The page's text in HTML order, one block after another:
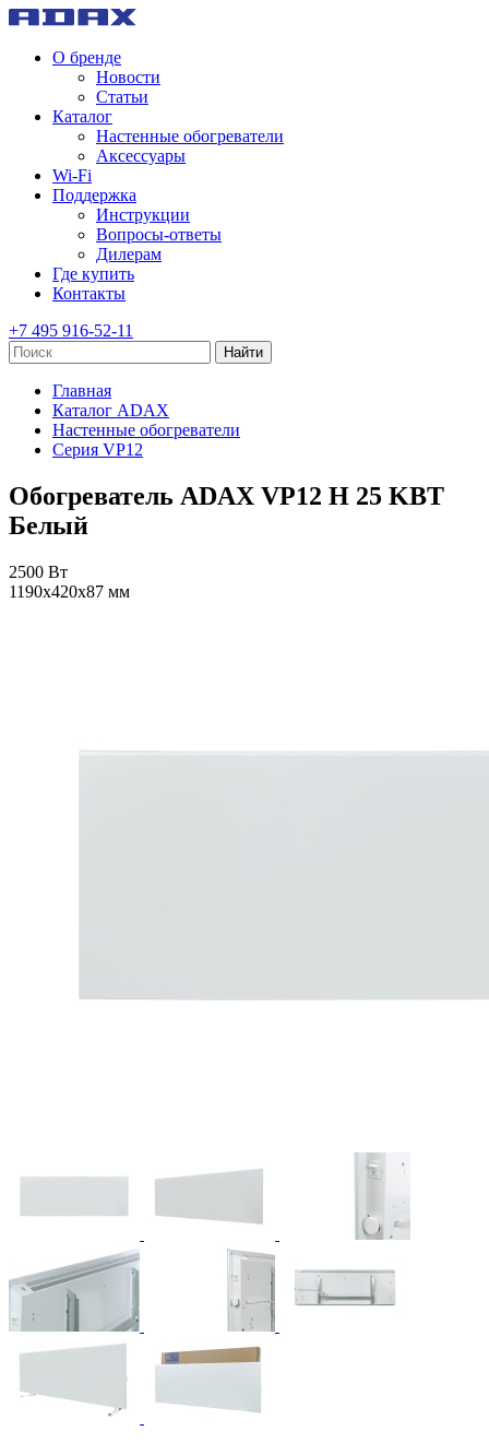
О бренде
Новости
Статьи
Каталог
Настенные обогреватели
Аксессуары
Wi-Fi
Поддержка
Инструкции
Вопросы-ответы
Дилерам
Где купить
Контакты
+7 495 916-52-11
Найти
Главная
Каталог ADAX
Настенные обогреватели
Серия VP12
Обогреватель ADAX VP12 H 25 KBT
Белый
2500 Вт
1190x420x87 мм